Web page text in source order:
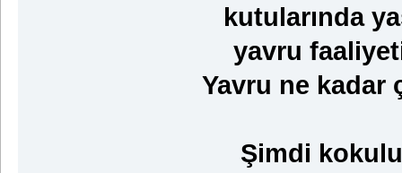
kutularında
yavru
Yavru ne kadar
Şimdi